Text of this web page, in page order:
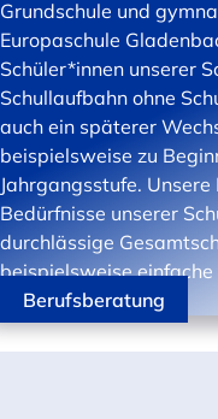
Grundschule und
Europaschule
Schüler*innen unserer
Schullaufbahn ohne
auch ein späterer
beispielsweise zu
Jahrgangsstufe.
Bedürfnisse unserer
durchlässige
beispielsweise
Berufsberatung